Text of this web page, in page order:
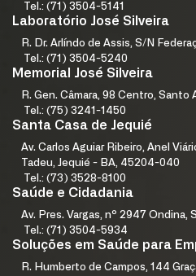
Tel.: (71) 3504-5141
Laboratório José Silveira
R. Dr. Arlíndo de Assis, S/N
Tel.: (71) 3504-5240
Memorial José Silveira
R. Gen. Câmara, 98 Centro,
Tel.: (75) 3241-1450
Santa Casa de Jequié
Av. Carlos Aguiar Ribeiro, Anel
Tadeu, Jequié - BA, 45204-040
Tel.: (73) 3528-8100
Saúde e Cidadania
Av. Pres. Vargas, nº 2947 Ondina,
Tel.: (71) 3504-5934
Soluções em Saúde para
R. Humberto de Campos, 144